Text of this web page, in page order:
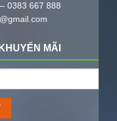
0383 667 888
MÃI